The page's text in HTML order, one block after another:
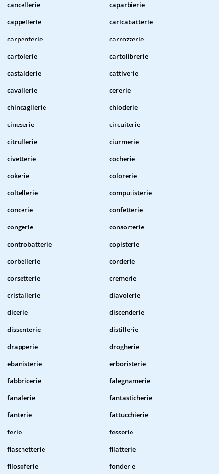
cancellerie
caparbierie
cappellerie
caricabatterie
carpenterie
carrozzerie
cartolerie
cartolibrerie
castalderie
cattiverie
cavallerie
cererie
chincaglierie
chioderie
cineserie
circuiterie
citrullerie
ciurmerie
civetterie
cocherie
cokerie
colorerie
coltellerie
computisterie
concerie
confetterie
congerie
consorterie
controbatterie
copisterie
corbellerie
corderie
corsetterie
cremerie
cristallerie
diavolerie
dicerie
discenderie
dissenterie
distillerie
drapperie
drogherie
ebanisterie
erboristerie
fabbricerie
falegnamerie
fanalerie
fantasticherie
fanterie
fattucchierie
ferie
fesserie
fiaschetterie
filatterie
filosoferie
fonderie